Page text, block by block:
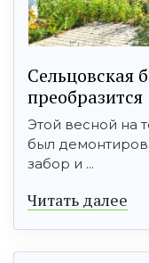
Сельцовская
преобразится
Этой весной на
был
забор и ...
Читать далее